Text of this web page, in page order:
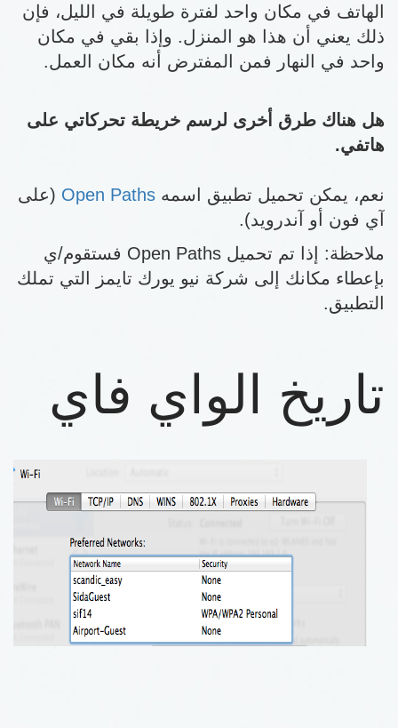
الهاتف في مكان واحد لفترة طويلة في الليل، فإن
ذلك يعني أن هذا هو المنزل. وإذا بقي في مكان
واحد في النهار فمن المفترض أنه مكان العمل.
هل هناك طرق أخرى لرسم خريطة تحركاتي على
هاتفي.
نعم، يمكن تحميل تطبيق اسمه Open Paths (على
آي فون أو آندرويد).
ملاحظة: إذا تم تحميل Open Paths فستقوم/ي
بإعطاء مكانك إلى شركة نيو يورك تايمز التي تملك
التطبيق.
تاريخ الواي فاي